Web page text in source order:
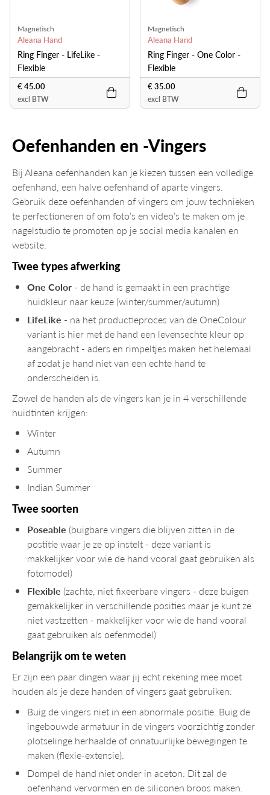
Magnetisch
Aleana Hand
Ring Finger - LifeLike -
Flexible
€ 45.00
excl BTW
Magnetisch
Aleana Hand
Ring Finger - One Color -
Flexible
€ 35.00
excl BTW
Oefenhanden en -Vingers
Bij Aleana oefenhanden kan je kiezen tussen een volledige
oefenhand, een halve oefenhand of aparte vingers.
Gebruik deze oefenhanden of vingers om jouw technieken
te perfectioneren of om foto’s en video’s te maken om je
nagelstudio te promoten op je social media kanalen en
website.
Twee types afwerking
One Color - de hand is gemaakt in een prachtige
huidkleur naar keuze (winter/summer/autumn)
LifeLike - na het productieproces van de OneColour
variant is hier met de hand een levensechte kleur op
aangebracht - aders en rimpeltjes maken het helemaal
af zodat je hand niet van een echte hand te
onderscheiden is.
Zowel de handen als de vingers kan je in 4 verschillende
huidtinten krijgen:
Winter
Autumn
Summer
Indian Summer
Twee soorten
Poseable (buigbare vingers die blijven zitten in de
postitie waar je ze op instelt - deze variant is
makkelijker voor wie de hand vooral gaat gebruiken als
fotomodel)
Flexible (zachte, niet fixeerbare vingers - deze buigen
gemakkelijker in verschillende posities maar je kunt ze
niet vastzetten - makkelijker voor wie de hand vooral
gaat gebruiken als oefenmodel)
Belangrijk om te weten
Er zijn een paar dingen waar jij echt rekening mee moet
houden als je deze handen of vingers gaat gebruiken:
Buig de vingers niet in een abnormale positie. Buig de
ingebouwde armatuur in de vingers voorzichtig zonder
plotselinge herhaalde of onnatuurlijke bewegingen te
maken (flexie-extensie).
Dompel de hand niet onder in aceton. Dit zal de
oefenhand vervormen en de siliconen broos maken.